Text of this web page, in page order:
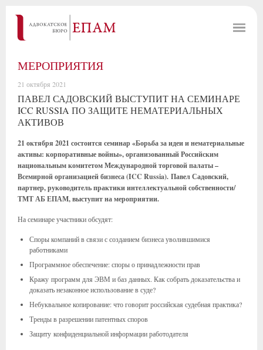
МЕРОПРИЯТИЯ
21 октября 2021
ПАВЕЛ САДОВСКИЙ ВЫСТУПИТ НА СЕМИНАРЕ
ICC RUSSIA ПО ЗАЩИТЕ НЕМАТЕРИАЛЬНЫХ
АКТИВОВ
21 октября 2021 состоится семинар «Борьба за идеи и нематериальные
активы: корпоративные войны», организованный Российским
национальным комитетом Международной торговой палаты –
Всемирной организацией бизнеса (ICC Russia). Павел Садовский,
партнер, руководитель практики интеллектуальной собственности/
ТМТ АБ ЕПАМ, выступит на мероприятии.
На семинаре участники обсудят:
Споры компаний в связи с созданием бизнеса уволившимися
работниками
Программное обеспечение: споры о принадлежности прав
Кражу программ для ЭВМ и баз данных. Как собрать доказательства и
доказать незаконное использование в суде?
Небуквальное копирование: что говорит российская судебная практика?
Тренды в разрешении патентных споров
Защиту конфиденциальной информации работодателя